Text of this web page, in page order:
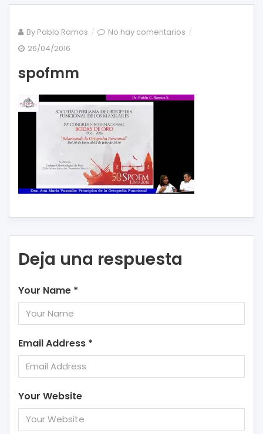
By Pablo Ramos No hay comentarios en
26/04/2016
spofmm
Deja una respuesta
Your Name *
Email Address *
Your Website